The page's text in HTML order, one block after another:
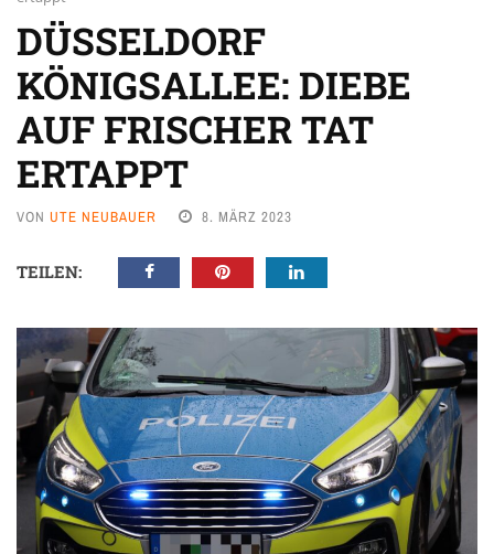
DÜSSELDORF
KÖNIGSALLEE: DIEBE
AUF FRISCHER TAT
ERTAPPT
VON UTE NEUBAUER 8. MÄRZ 2023
TEILEN: